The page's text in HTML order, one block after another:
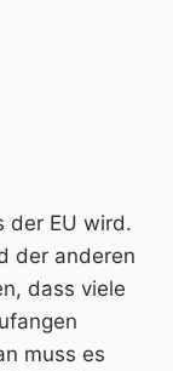
der EU wird.
der anderen
dass viele
muss es